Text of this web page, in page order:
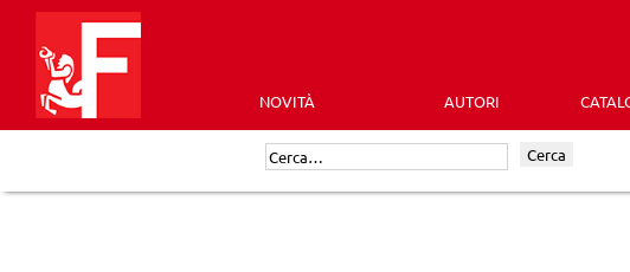
content
Futura
Editrice
NOVITÀ AUTORI
Cerca: Cerca